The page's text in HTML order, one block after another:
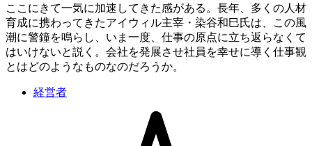
ここにきて一気に加速してきた感がある。長年、多くの人材
育成に携わってきたアイウィル主宰・染谷和巳氏は、この風
潮に警鐘を鳴らし、いま一度、仕事の原点に立ち返らなくて
はいけないと説く。会社を発展させ社員を幸せに導く仕事観
とはどのようなものなのだろうか。
経営者